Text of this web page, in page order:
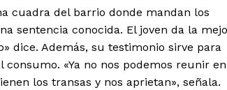
cuadra del barrio donde mandan los
sentencia conocida. El joven da la
dice. Además, su testimonio sirve para
«Ya no nos podemos reunir en
los transas y nos aprietan», señala.